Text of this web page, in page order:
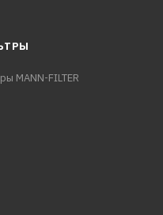
MANN-FILTER